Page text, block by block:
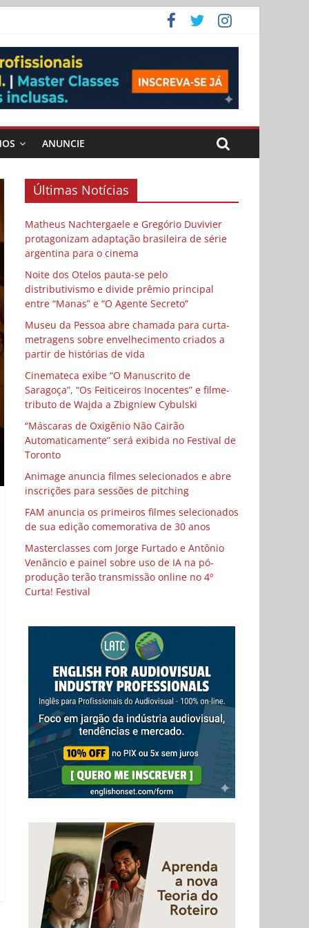
vida
ANUNCIE
Últimas Notícias
Matheus Nachtergaele e Gregório Duvivier
protagonizam adaptação brasileira de série
argentina para o cinema
Noite dos Otelos pauta-se pelo
distributivismo e divide prêmio principal
entre “Manas” e “O Agente Secreto”
Museu da Pessoa abre chamada para curta-
metragens sobre envelhecimento criados a
partir de histórias de vida
Cinemateca exibe “O Manuscrito de
Saragoça”, “Os Feiticeiros Inocentes” e filme-
tributo de Wajda a Zbigniew Cybulski
“Máscaras de Oxigênio Não Cairão
Automaticamente” será exibida no Festival de
Toronto
Animage anuncia filmes selecionados e abre
inscrições para sessões de pitching
FAM anuncia os primeiros filmes selecionados
de sua edição comemorativa de 30 anos
Masterclasses com Jorge Furtado e Antônio
Venâncio e painel sobre uso de IA na pó-
produção terão transmissão online no 4º
Curta! Festival